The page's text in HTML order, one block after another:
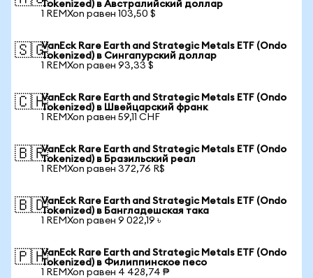
Tokenized) в Австралийский доллар
1 REMXon равен 103,50 $
🇸🇬VanEck Rare Earth and Strategic Metals ETF (Ondo
Tokenized) в Сингапурский доллар
1 REMXon равен 93,33 $
🇨🇭VanEck Rare Earth and Strategic Metals ETF (Ondo
Tokenized) в Швейцарский франк
1 REMXon равен 59,11 CHF
🇧🇷VanEck Rare Earth and Strategic Metals ETF (Ondo
Tokenized) в Бразильский реал
1 REMXon равен 372,76 R$
🇧🇩VanEck Rare Earth and Strategic Metals ETF (Ondo
Tokenized) в Бангладешская така
1 REMXon равен 9 022,19 ৳
🇵🇭VanEck Rare Earth and Strategic Metals ETF (Ondo
Tokenized) в Филиппинское песо
1 REMXon равен 4 428,74 ₱